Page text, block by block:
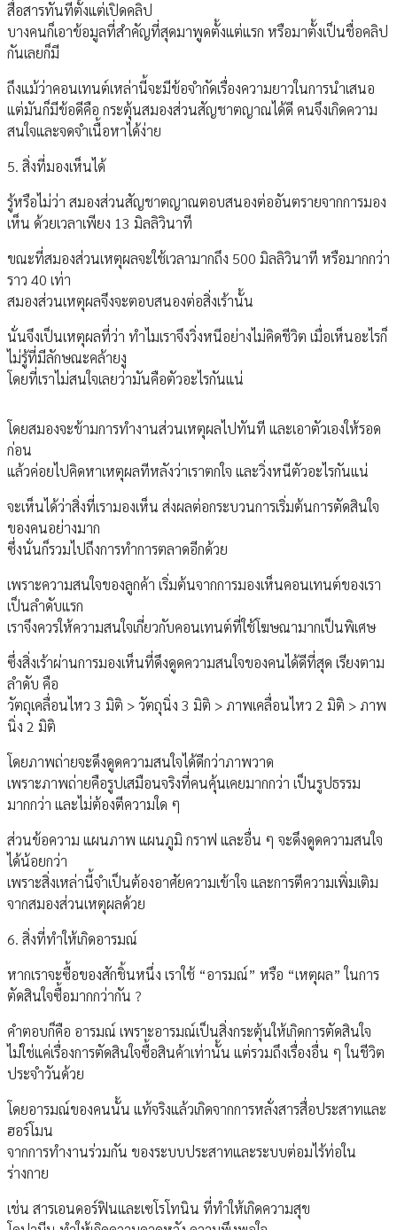
สื่อสารทันทีตั้งแต่เปิดคลิป
บางคนก็เอาข้อมูลที่สำคัญที่สุดมาพูดตั้งแต่แรก หรือมาตั้งเป็นชื่อคลิป
กันเลยก็มี
ถึงแม้ว่าคอนเทนต์เหล่านี้จะมีข้อจำกัดเรื่องความยาวในการนำเสนอ
แต่มันก็มีข้อดีคือ กระตุ้นสมองส่วนสัญชาตญาณได้ดี คนจึงเกิดความ
สนใจและจดจำเนื้อหาได้ง่าย
5. สิ่งที่มองเห็นได้
รู้หรือไม่ว่า สมองส่วนสัญชาตญาณตอบสนองต่ออันตรายจากการมอง
เห็น ด้วยเวลาเพียง 13 มิลลิวินาที
ขณะที่สมองส่วนเหตุผลจะใช้เวลามากถึง 500 มิลลิวินาที หรือมากกว่า
ราว 40 เท่า
สมองส่วนเหตุผลจึงจะตอบสนองต่อสิ่งเร้านั้น
นั่นจึงเป็นเหตุผลที่ว่า ทำไมเราจึงวิ่งหนีอย่างไม่คิดชีวิต เมื่อเห็นอะไรก็
ไม่รู้ที่มีลักษณะคล้ายงู
โดยที่เราไม่สนใจเลยว่ามันคือตัวอะไรกันแน่
โดยสมองจะข้ามการทำงานส่วนเหตุผลไปทันที และเอาตัวเองให้รอด
ก่อน
แล้วค่อยไปคิดหาเหตุผลทีหลังว่าเราตกใจ และวิ่งหนีตัวอะไรกันแน่
จะเห็นได้ว่าสิ่งที่เรามองเห็น ส่งผลต่อกระบวนการเริ่มต้นการตัดสินใจ
ของคนอย่างมาก
ซึ่งนั่นก็รวมไปถึงการทำการตลาดอีกด้วย
เพราะความสนใจของลูกค้า เริ่มต้นจากการมองเห็นคอนเทนต์ของเรา
เป็นลำดับแรก
เราจึงควรให้ความสนใจเกี่ยวกับคอนเทนต์ที่ใช้โฆษณามากเป็นพิเศษ
ซึ่งสิ่งเร้าผ่านการมองเห็นที่ดึงดูดความสนใจของคนได้ดีที่สุด เรียงตาม
ลำดับ คือ
วัตถุเคลื่อนไหว 3 มิติ > วัตถุนิ่ง 3 มิติ > ภาพเคลื่อนไหว 2 มิติ > ภาพ
นิ่ง 2 มิติ
โดยภาพถ่ายจะดึงดูดความสนใจได้ดีกว่าภาพวาด
เพราะภาพถ่ายคือรูปเสมือนจริงที่คนคุ้นเคยมากกว่า เป็นรูปธรรม
มากกว่า และไม่ต้องตีความใด ๆ
ส่วนข้อความ แผนภาพ แผนภูมิ กราฟ และอื่น ๆ จะดึงดูดความสนใจ
ได้น้อยกว่า
เพราะสิ่งเหล่านี้จำเป็นต้องอาศัยความเข้าใจ และการตีความเพิ่มเติม
จากสมองส่วนเหตุผลด้วย
6. สิ่งที่ทำให้เกิดอารมณ์
หากเราจะซื้อของสักชิ้นหนึ่ง เราใช้ “อารมณ์” หรือ “เหตุผล” ในการ
ตัดสินใจซื้อมากกว่ากัน ?
คำตอบก็คือ อารมณ์ เพราะอารมณ์เป็นสิ่งกระตุ้นให้เกิดการตัดสินใจ
ไม่ใช่แค่เรื่องการตัดสินใจซื้อสินค้าเท่านั้น แต่รวมถึงเรื่องอื่น ๆ ในชีวิต
ประจำวันด้วย
โดยอารมณ์ของคนนั้น แท้จริงแล้วเกิดจากการหลั่งสารสื่อประสาทและ
ฮอร์โมน
จากการทำงานร่วมกัน ของระบบประสาทและระบบต่อมไร้ท่อใน
ร่างกาย
เช่น สารเอนดอร์ฟินและเซโรโทนิน ที่ทำให้เกิดความสุข